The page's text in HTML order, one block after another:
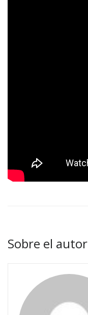
Sobre el autor